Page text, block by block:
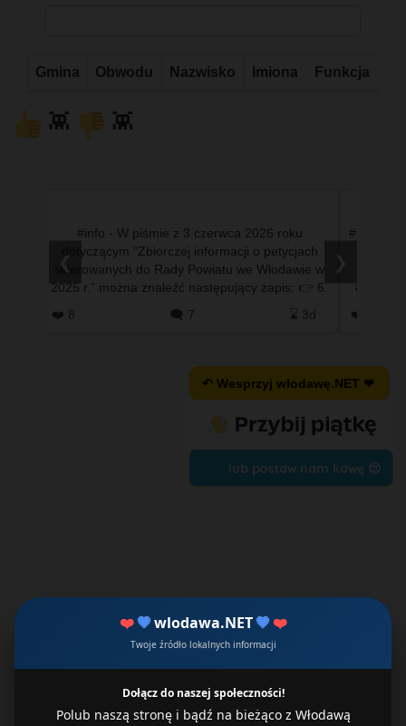
❤️ 💙wlodawa.NET 💙❤️
Twoje źródło lokalnych informacji
Dołącz do naszej społeczności!
Polub naszą stronę i bądź na bieżąco z Włodawą
Gmina Obwodu Nazwisko Imiona Funkcja
👾 👾
#info - W piśmie z 3 czerwca 2026 roku
dotyczącym "Zbiorczej informacji o petycjach
skierowanych do Rady Powiatu we Włodawie w
2025 r.” można znaleźć następujący zapis: 👉 6.
Petycja indywidualna w sp…
❤️ 8 🗨️ 7 ⌛ 3d
#info -
❤️ 21
❮ ❯
↶ Wesprzyj wlodawę.NET ❤
lub postaw nam kawę 😍